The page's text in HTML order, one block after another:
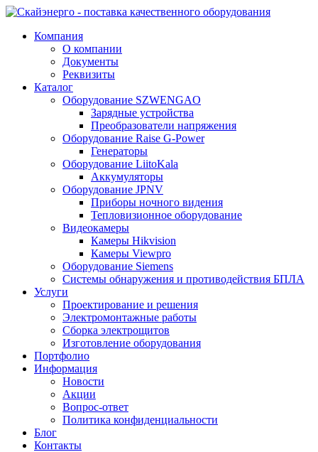
Компания
О компании
Документы
Реквизиты
Каталог
Оборудование SZWENGAO
Зарядные устройства
Преобразователи напряжения
Оборудование Raise G-Power
Генераторы
Оборудование LiitoKala
Аккумуляторы
Оборудование JPNV
Приборы ночного видения
Тепловизионное оборудование
Видеокамеры
Камеры Hikvision
Камеры Viewpro
Оборудование Siemens
Системы обнаружения и противодействия БПЛА
Услуги
Проектирование и решения
Электромонтажные работы
Сборка электрощитов
Изготовление оборудования
Портфолио
Информация
Новости
Акции
Вопрос-ответ
Политика конфиденциальности
Блог
Контакты